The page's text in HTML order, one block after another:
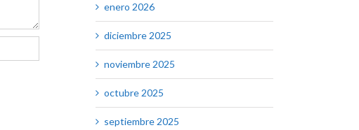
enero 2026
diciembre 2025
noviembre 2025
octubre 2025
septiembre 2025